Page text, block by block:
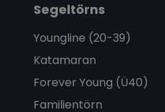
Segeltörns
Youngline (20-39)
Katamaran
Forever Young (Ü40)
Familientörn